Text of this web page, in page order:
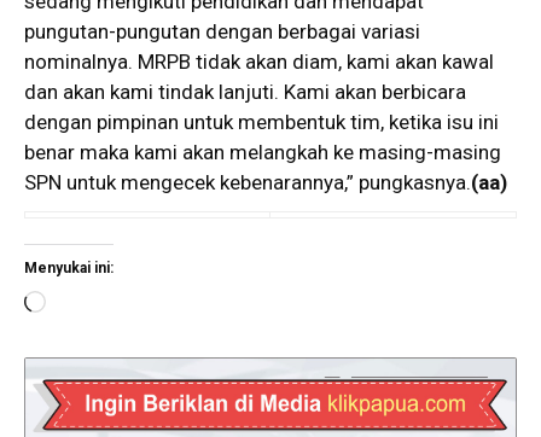
pungutan-pungutan dengan berbagai variasi
nominalnya. MRPB tidak akan diam, kami akan kawal
dan akan kami tindak lanjuti. Kami akan berbicara
dengan pimpinan untuk membentuk tim, ketika isu ini
benar maka kami akan melangkah ke masing-masing
SPN untuk mengecek kebenarannya,” pungkasnya.(aa)
Menyukai ini:
Memuat...